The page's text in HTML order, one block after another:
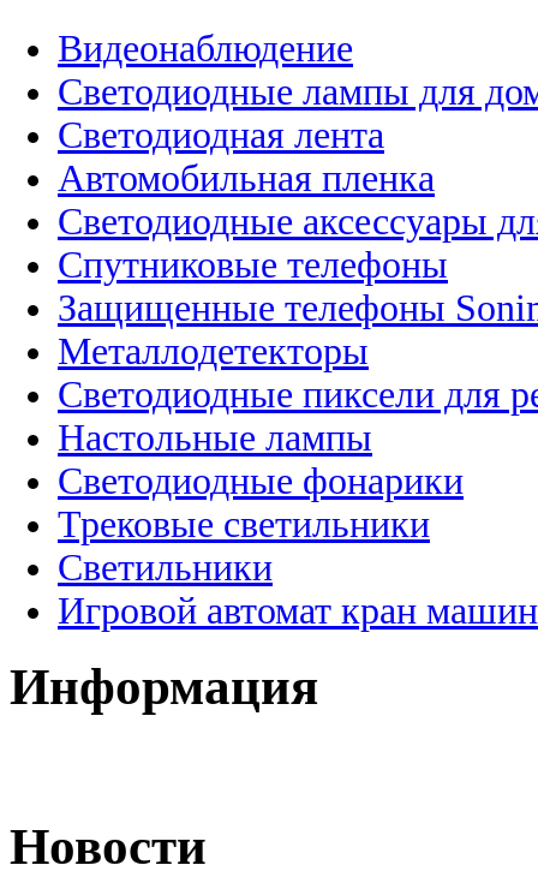
Видеонаблюдение
Светодиодные лампы для
Светодиодная лента
Автомобильная пленка
Светодиодные аксессуары
Спутниковые телефоны
Защищенные телефоны
Металлодетекторы
Светодиодные пиксели для
Настольные лампы
Светодиодные фонарики
Трековые светильники
Светильники
Игровой автомат кран
Информация
Новости